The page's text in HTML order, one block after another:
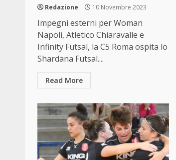
Redazione 10 Novembre 2023
Impegni esterni per Woman
Napoli, Atletico Chiaravalle e
Infinity Futsal, la C5 Roma ospita lo
Shardana Futsal....
Read More